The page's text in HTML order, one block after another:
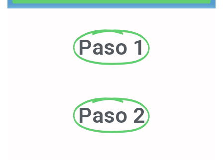
Paso 1
Paso 2